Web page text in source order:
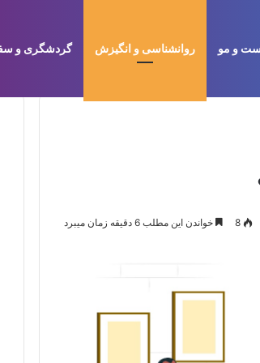
و مو روانشناسی و انگیزش گردشگری و
8 خواندن این مطلب 6 دقیقه زمان میبرد